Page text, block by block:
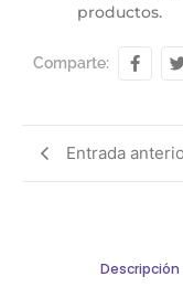
productos.
Comparte:
Entrada
Descripción